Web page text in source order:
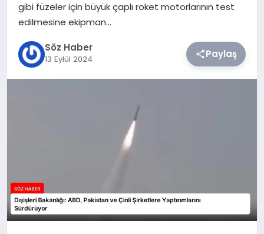
YAŞAM
gibi füzeler için büyük çaplı roket motorlarının test
edilmesine ekipman…
Söz Haber
13 Eylül 2024 Paylaş